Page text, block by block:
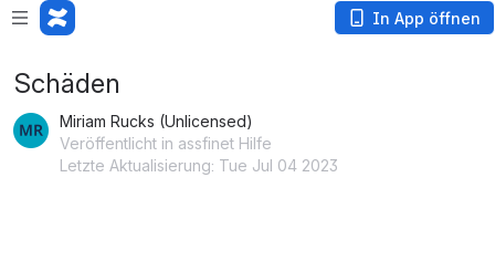
In App öffnen
Schäden
Miriam Rucks (Unlicensed)
Veröffentlicht in assfinet Hilfe
Letzte Aktualisierung: Tue Jul 04 2023